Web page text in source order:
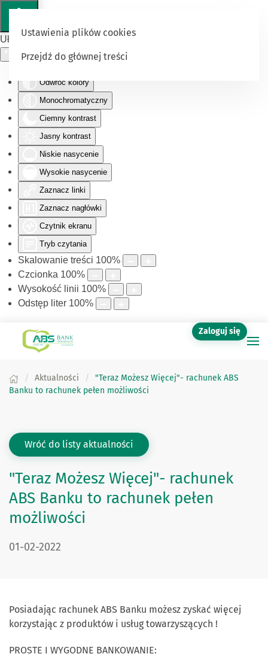
Ułatwienia dostępu
Odwróć kolory
Monochromatyczny
Ciemny kontrast
Jasny kontrast
Niskie nasycenie
Wysokie nasycenie
Zaznacz linki
Zaznacz nagłówki
Czytnik ekranu
Tryb czytania
Skalowanie treści 100%
Czcionka 100%
Wysokość linii 100%
Odstęp liter 100%
Ustawienia plików cookies
Przejdź do głównej treści
Zaloguj się
Aktualności
"Teraz Możesz Więcej"- rachunek ABS
Banku to rachunek pełen możliwości
Wróć do listy aktualności
"Teraz Możesz Więcej"- rachunek
ABS Banku to rachunek pełen
możliwości
DATA PUBLIKACJI:
01-02-2022
Posiadając rachunek ABS Banku możesz zyskać więcej
korzystając z produktów i usług towarzyszących !
PROSTE I WYGODNE BANKOWANIE: